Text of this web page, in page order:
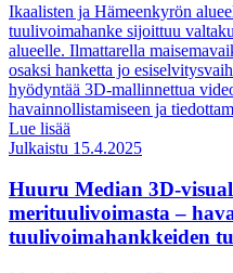
Ikaalisten ja Hämeenkyrön
tuulivoimahanke sijoittuu
alueelle. Ilmattarella
osaksi hanketta jo
hyödyntää 3D-mallinnettua
havainnollistamiseen ja
Lue lisää
Julkaistu 15.4.2025
Huuru Median 3D-
merituulivoimasta –
tuulivoimahankkeiden